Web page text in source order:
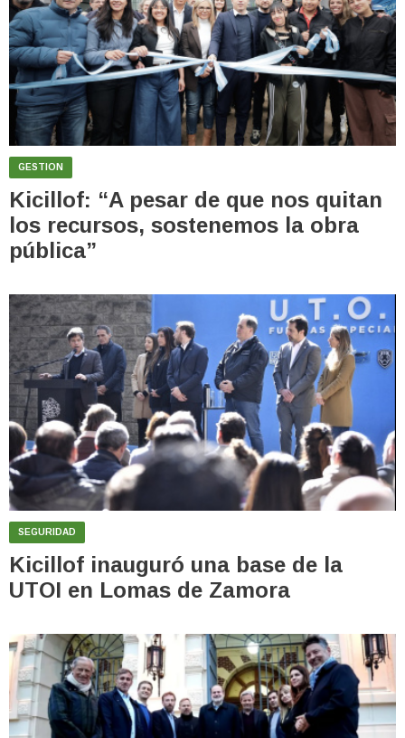
GESTION
Kicillof: “A pesar de que nos quitan
los recursos, sostenemos la obra
pública”
SEGURIDAD
Kicillof inauguró una base de la
UTOI en Lomas de Zamora